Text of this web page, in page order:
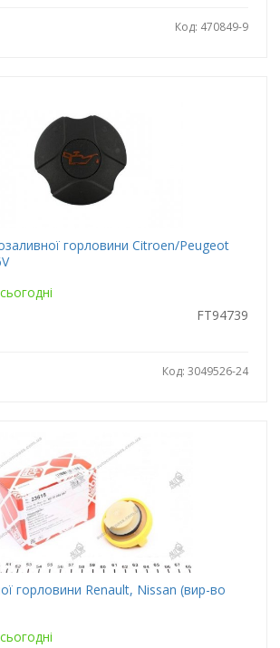
Код: 470849-9
горловини Citroen/Peugeot
FT94739
Код: 3049526-24
горловини Renault, Nissan (вир-во